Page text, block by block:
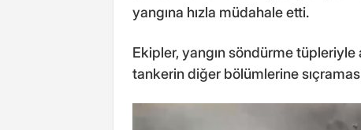
yangına hızla müdahale etti.
Ekipler, yangın söndürme tüpleriyle
tankerin diğer bölümlerine